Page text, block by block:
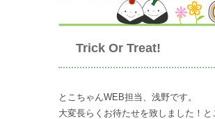
Trick Or Treat!
とこちゃんWEB担当、浅野です。
大変長らくお待たせを致しました！と